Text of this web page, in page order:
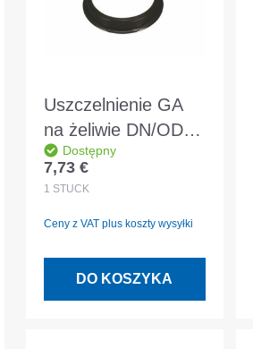
Uszczelnienie GA
na żeliwie DN/OD
125Dostępny
Cena regularna:
7,73 €
1 STÜCK
Ceny z VAT plus koszty wysyłki
DO KOSZYKA